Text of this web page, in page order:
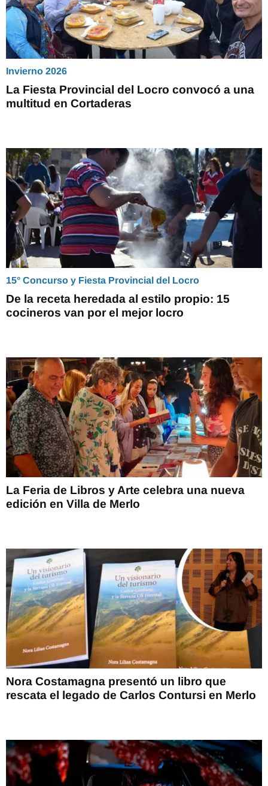
Invierno 2026
La Fiesta Provincial del Locro convocó a una
multitud en Cortaderas
15° Concurso y Fiesta Provincial del Locro
De la receta heredada al estilo propio: 15
cocineros van por el mejor locro
La Feria de Libros y Arte celebra una nueva
edición en Villa de Merlo
Nora Costamagna presentó un libro que
rescata el legado de Carlos Contursi en Merlo